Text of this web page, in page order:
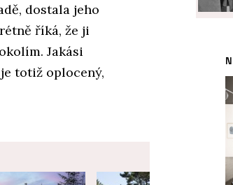
dostala jeho
říká, že ji
Jakási
totiž oplocený,